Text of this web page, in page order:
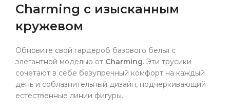
Charming с изысканным
кружевом
Обновите свой гардероб базового белья с
элегантной моделью от Charming. Эти трусики
сочетают в себе безупречный комфорт на каждый
день и соблазнительный дизайн, подчеркивающий
естественные линии фигуры.